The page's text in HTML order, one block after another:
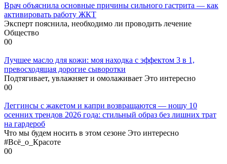
Врач объяснила основные причины сильного гастрита — как
активировать работу ЖКТ
Эксперт пояснила, необходимо ли проводить лечение
Общество
00
Лучшее масло для кожи: моя находка с эффектом 3 в 1,
превосходящая дорогие сыворотки
Подтягивает, увлажняет и омолаживает Это интересно
00
Леггинсы с жакетом и капри возвращаются — ношу 10
осенних трендов 2026 года: стильный образ без лишних трат
на гардероб
Что мы будем носить в этом сезоне Это интересно
#Всё_о_Красоте
00